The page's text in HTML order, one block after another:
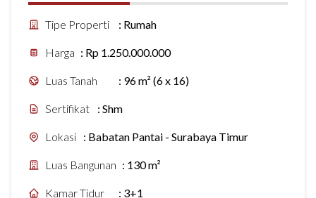
Tipe Properti : Rumah
Harga : Rp 1.250.000.000
Luas Tanah : 96 m² (6 x 16)
Sertifikat : Shm
Lokasi : Babatan Pantai - Surabaya Timur
Luas Bangunan : 130 m²
Kamar Tidur : 3+1